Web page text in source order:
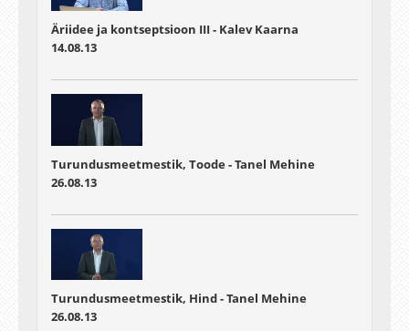
Äriidee ja kontseptsioon III - Kalev Kaarna
14.08.13
Turundusmeetmestik, Toode - Tanel Mehine
26.08.13
Turundusmeetmestik, Hind - Tanel Mehine
26.08.13